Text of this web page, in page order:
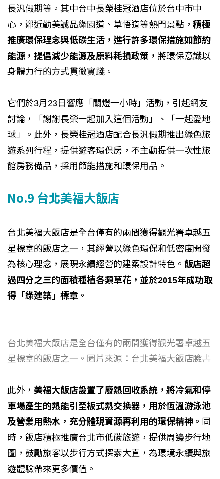
長汎假期等。其中台中長榮桂冠酒店位於台中市中
心，鄰近勤美誠品綠園道、草悟道等熱門景點， 積極
推廣環保理念與低碳生活，進行許多環保措施如節約
能源，提倡減少能源及原料耗損政策， 將環保意識以
身體力行的方式貫徹實踐。
它們於3月23日響應「關燈一小時」活動，引起網友
討論，「謝謝長榮一起加入這個活動」、「一起愛地
球」。此外，長榮桂冠酒店配合長汎假期推出綠色旅
遊系列行程，提供遊客環保房，不主動提供一次性旅
館房務備品，採用節能措施和環保用品。
No.9 台北美福大飯店
台北美福大飯店是全台僅有的兩間獲得觀光署卓越五
星標章的飯店之一，其經營以綠色環保和低密度開發
為核心理念，展現永續經營的建築設計特色。 飯店超
過四分之三的面積種植各類草花，並於2015年成功取
得「綠建築」標章。
台北美福大飯店是全台僅有的兩間獲得觀光署卓越五
星標章的飯店之一。圖片來源：台北美福大飯店臉書​
此外， 美福大飯店設置了廢熱回收系統，將冷氣和停
車場產生的熱能引至板式熱交換器，用於恆溫游泳池
及營業用熱水，充分體現資源再利用的環保精神。 同
時，飯店積極推廣台北市低碳旅遊，提供周邊步行地
圖，鼓勵旅客以步行方式探索大直，為環境永續與旅
遊體驗帶來更多價值。